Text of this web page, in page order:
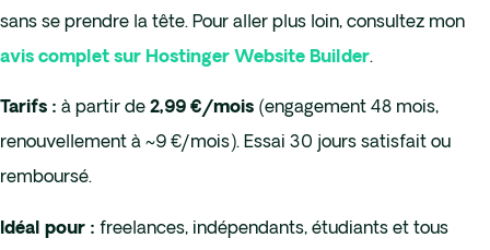
sans se prendre la tête. Pour aller plus loin, consultez mon
avis complet sur Hostinger Website Builder.
Tarifs : à partir de 2,99 €/mois (engagement 48 mois,
renouvellement à ~9 €/mois). Essai 30 jours satisfait ou
remboursé.
Idéal pour : freelances, indépendants, étudiants et tous